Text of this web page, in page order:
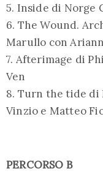
5. Inside di Norge
6. The Wound.
Marullo con
7. Afterimage di
Ven
8. Turn the tide di
Vinzio e Matteo
PERCORSO B